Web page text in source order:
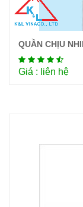
QUẦN CHỊU
Giá : liên hệ